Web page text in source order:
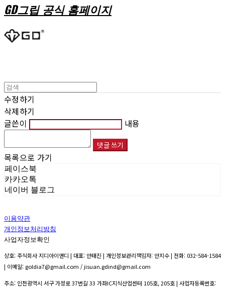
GD그립 공식 홈페이지
수정하기
삭제하기
글쓴이
내용
댓글 쓰기
목록으로 가기
페이스북
카카오톡
네이버 블로그
이용약관
개인정보처리방침
사업자정보확인
상호: 주식회사 지디아이앤디 | 대표: 안태진 | 개인정보관리책임자: 안지수 | 전화: 032-584-1584
| 이메일: goldia7@gmail.com / jisuan.gdind@gmail.com
주소: 인천광역시 서구 가정로 37번길 33 가좌IC지식산업센터 105호, 205호 | 사업자등록번호: